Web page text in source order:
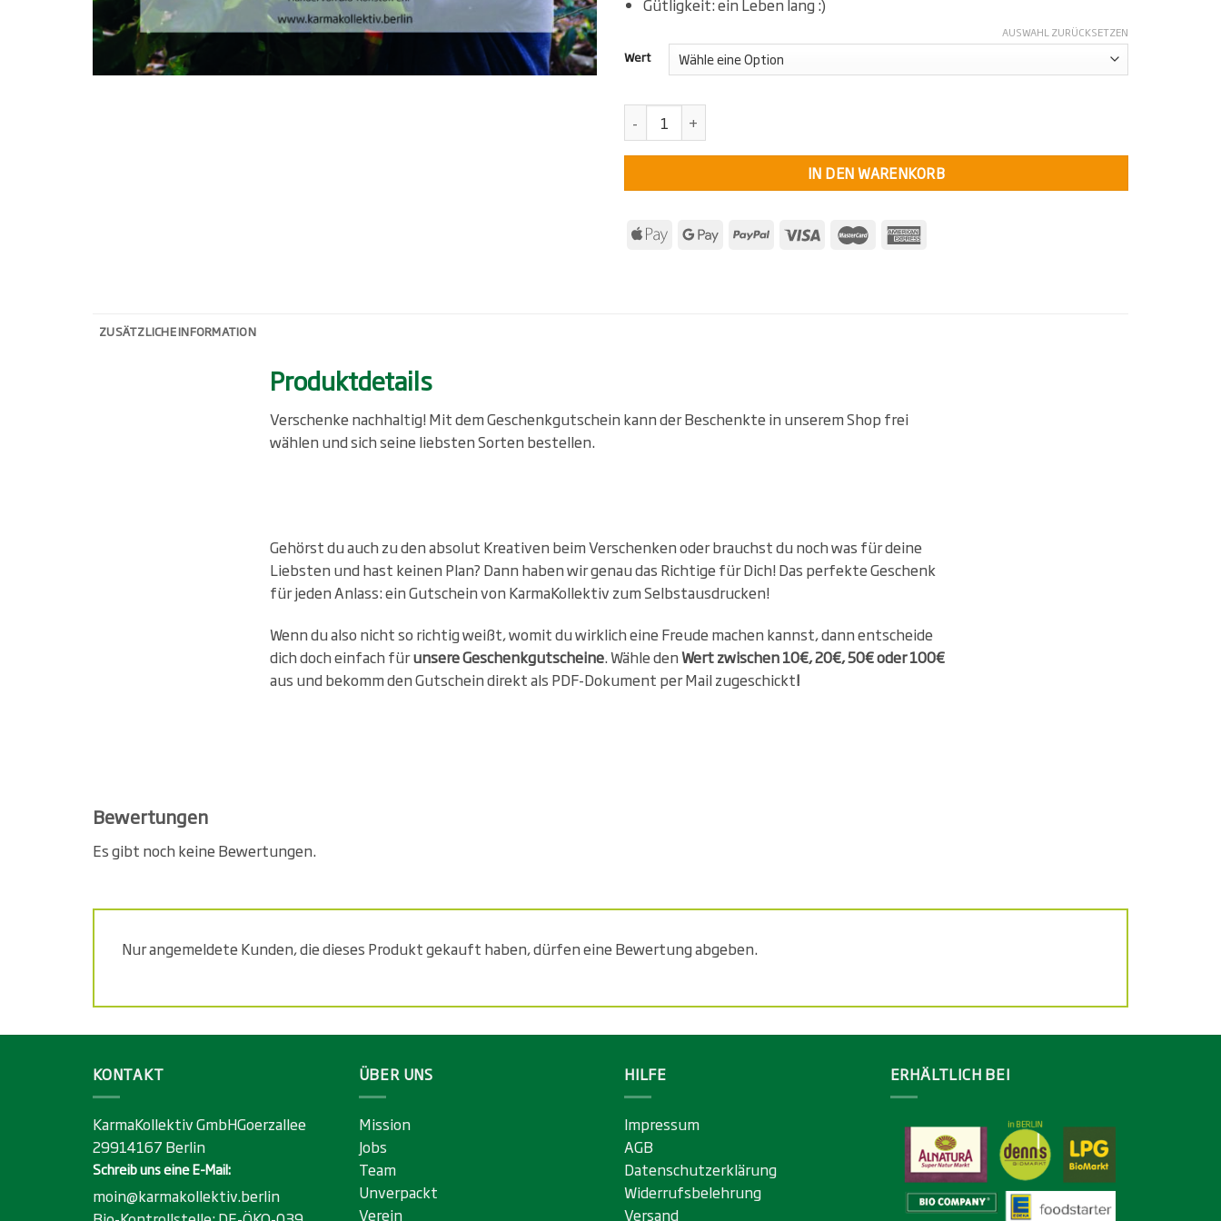
Gütligkeit: ein Leben lang :)
Wert
AUSWAHL ZURÜCKSETZEN
KarmaKollektiv Gutschein Menge
IN DEN WARENKORB
ZUSÄTZLICHE INFORMATION
Produktdetails
Verschenke nachhaltig! Mit dem Geschenkgutschein kann der Beschenkte in unserem Shop frei
wählen und sich seine liebsten Sorten bestellen.
Gehörst du auch zu den absolut Kreativen beim Verschenken oder brauchst du noch was für deine
Liebsten und hast keinen Plan? Dann haben wir genau das Richtige für Dich! Das perfekte Geschenk
für jeden Anlass: ein Gutschein von KarmaKollektiv zum Selbstausdrucken!
Wenn du also nicht so richtig weißt, womit du wirklich eine Freude machen kannst, dann entscheide
dich doch einfach fürunsere Geschenkgutscheine. Wähle denWert zwischen 10€, 20€, 50€ oder 100€
aus und bekomm den Gutschein direkt als PDF-Dokument per Mail zugeschickt!
Bewertungen
Es gibt noch keine Bewertungen.
Nur angemeldete Kunden, die dieses Produkt gekauft haben, dürfen eine Bewertung abgeben.
KONTAKT
KarmaKollektiv GmbHGoerzallee
29914167 Berlin
Schreib uns eine E-Mail:
moin@karmakollektiv.berlin
ÜBER UNS
Mission
Jobs
Team
Unverpackt
Verein
HILFE
Impressum
AGB
Datenschutzerklärung
Widerrufsbelehrung
Versand
ERHÄLTLICH BEI